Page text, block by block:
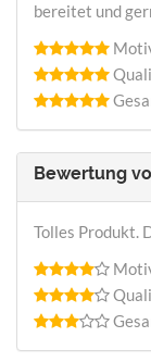
bereitet und
Bewertung
Tolles Produkt.